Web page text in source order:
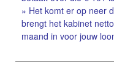
» Het komt er op neer
brengt het kabinet
maand in voor jouw